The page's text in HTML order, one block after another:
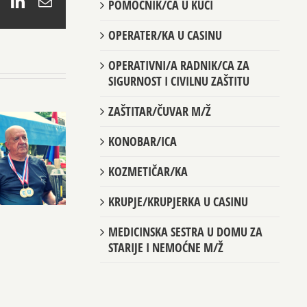
POMOĆNIK/CA U KUĆI
OPERATER/KA U CASINU
OPERATIVNI/A RADNIK/CA ZA
SIGURNOST I CIVILNU ZAŠTITU
ZAŠTITAR/ČUVAR M/Ž
KONOBAR/ICA
KOZMETIČAR/KA
KRUPJE/KRUPJERKA U CASINU
MEDICINSKA SESTRA U DOMU ZA
STARIJE I NEMOĆNE M/Ž